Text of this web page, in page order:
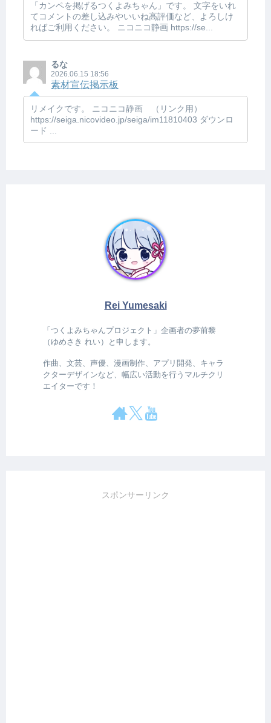
「カンペを掲げるつくよみちゃん」です。 文字をいれ
てコメントの差し込みやいいね高評価など、よろしけ
ればご利用ください。 ニコニコ静画 https://se...
るな
2026.06.15 18:56
素材宣伝掲示板
リメイクです。 ニコニコ静画 （リンク用）
https://seiga.nicovideo.jp/seiga/im11810403 ダウンロ
ード ...
Rei Yumesaki
「つくよみちゃんプロジェクト」企画者の夢前黎
（ゆめさき れい）と申します。
作曲、文芸、声優、漫画制作、アプリ開発、キャラ
クターデザインなど、幅広い活動を行うマルチクリ
エイターです！
スポンサーリンク